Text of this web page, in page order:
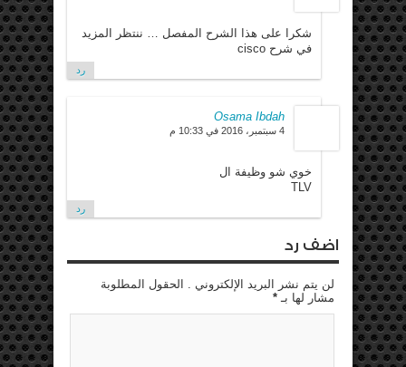
شكرا على هذا الشرح المفصل … ننتظر المزيد
في شرح cisco
رد
Osama Ibdah
4 سبتمبر، 2016 في 10:33 م
خوي شو وظيفة ال
TLV
رد
اضف رد
لن يتم نشر البريد الإلكتروني . الحقول المطلوبة
مشار لها بـ *